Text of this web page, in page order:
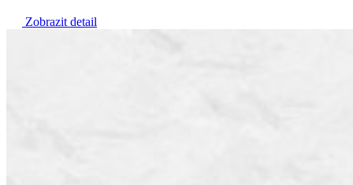
Zobrazit detail